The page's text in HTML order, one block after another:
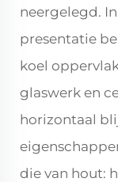
neergelegd.
presentatie
koel
glaswerk en
horizontaal
die van hout: